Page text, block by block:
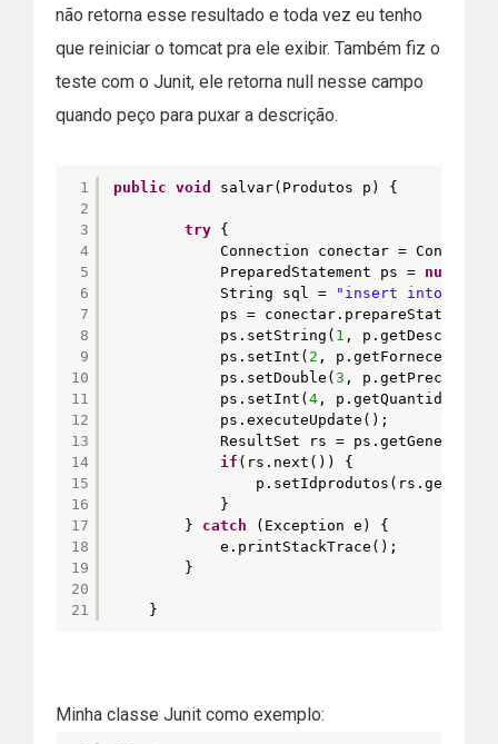
não retorna esse resultado e toda vez eu tenho
que reiniciar o tomcat pra ele exibir. Também fiz o
teste com o Junit, ele retorna null nesse campo
quando peço para puxar a descrição.
1
2
3
4
5
6
7
8
9
10
11
12
13
14
15
16
17
18
19
20
21
public void salvar(Produtos p) {
try {
Connection conectar =
PreparedStatement ps = null
String sql =
"insert into
ps =
ps.setString( 1 ,
ps.setInt( 2 ,
ps.setDouble( 3 , p.getPreco());
ps.setInt( 4 ,
ps.executeUpdate();
ResultSet rs =
if (rs.next()) {
p.setIdprodutos(rs.getInt(
}
} catch
(Exception e) {
e.printStackTrace();
}
}
Minha classe Junit como exemplo: